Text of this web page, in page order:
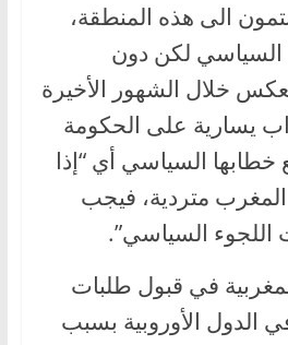
الى هذه المنطقة،
السياسي لكن دون
خلال الشهور الأخيرة
على الحكومة
السياسي أي “إذا
متردية، فيجب
اللجوء السياسي”.
في قبول طلبات
الدول الأوروبية بسبب